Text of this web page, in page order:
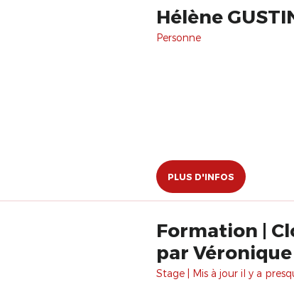
Hélène
Personne
PLUS D'INFOS
Formation |
par Véronique
Stage | Mis à jour il y a